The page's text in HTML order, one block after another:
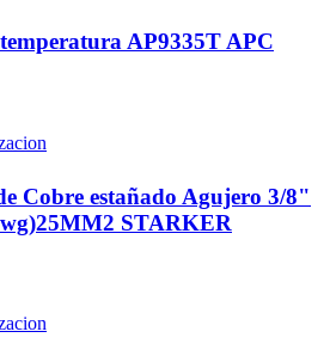
temperatura AP9335T APC
Cobre estañado Agujero 3/8"
STARKER